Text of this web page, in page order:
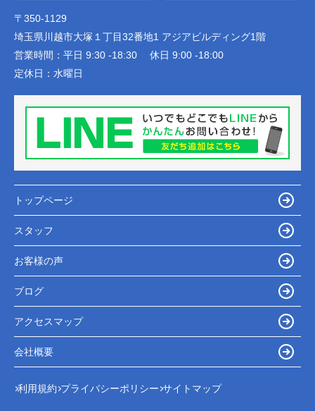
〒350-1129
埼玉県川越市大塚１丁目32番地1 アジアビルディング1階
営業時間： 平日 9:30 -18:30 休日 9:00 -18:00
定休日： 水曜日
トップページ
スタッフ
お客様の声
ブログ
アクセスマップ
会社概要
利用規約 プライバシーポリシー サイトマップ